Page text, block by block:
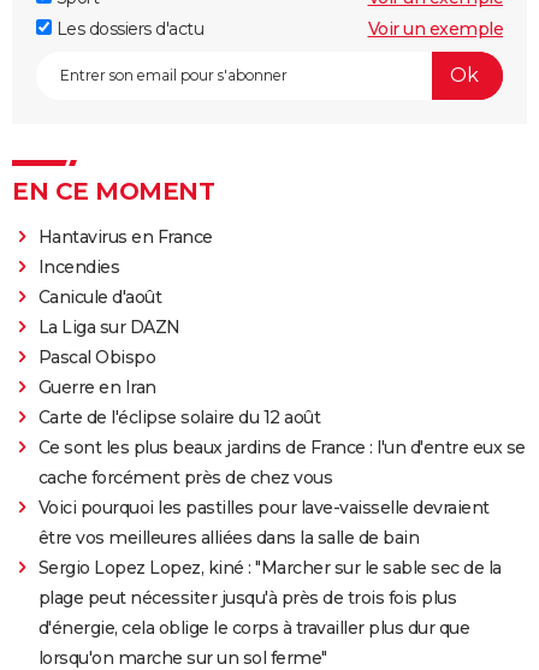
Les dossiers d'actu
Voir un exemple
EN CE MOMENT
Hantavirus en France
Incendies
Canicule d'août
La Liga sur DAZN
Pascal Obispo
Guerre en Iran
Carte de l'éclipse solaire du 12 août
Ce sont les plus beaux jardins de France : l'un d'entre eux se
cache forcément près de chez vous
Voici pourquoi les pastilles pour lave-vaisselle devraient
être vos meilleures alliées dans la salle de bain
Sergio Lopez Lopez, kiné : "Marcher sur le sable sec de la
plage peut nécessiter jusqu'à près de trois fois plus
d'énergie, cela oblige le corps à travailler plus dur que
lorsqu'on marche sur un sol ferme"